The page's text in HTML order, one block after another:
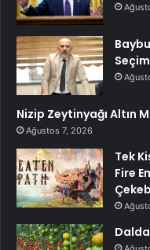
Seçim
Nizip Zeytinyağı Altın
Ağustos 7, 2026
Tek
Fire